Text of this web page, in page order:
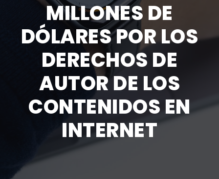
MILLONES DE
DÓLARES POR LOS
DERECHOS DE
AUTOR DE LOS
CONTENIDOS EN
INTERNET